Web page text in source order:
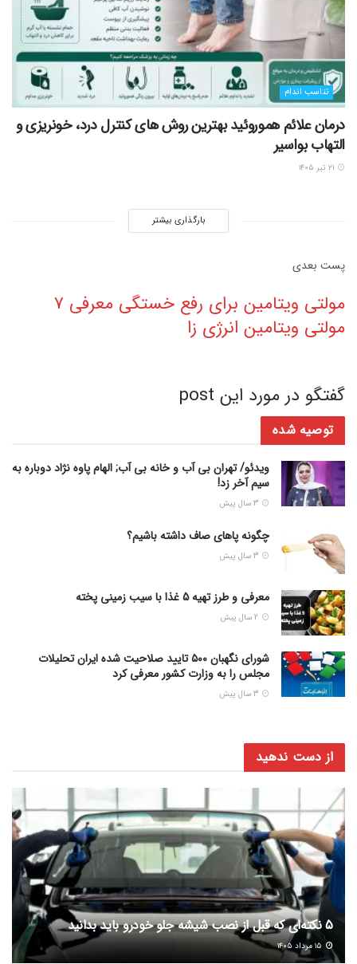
تناسب اندام
درمان علائم هموروئید بهترین روش های کنترل درد، خونریزی و
التهاب بواسیر
بارگذاری بیشتر
پست‌ بعدی
مولتی ویتامین برای رفع خستگی معرفی ۷
مولتی ویتامین انرژی زا
گفتگو در مورد این post
توصیه شده
ویدئو/ تهران بی آب و خانه بی آب; الهام پاوه نژاد دوباره به
سیم آخر زد!
چگونه پاهای صاف داشته باشیم؟
معرفی و طرز تهیه 5 غذا با سیب زمینی پخته
شورای نگهبان ۵۰۰ تایید صلاحیت شده ایران تحلیلات
مجلس را به وزارت کشور معرفی کرد
از دست ندهید
5 نکته‌ای که قبل از نصب شیشه جلو خودرو باید بدانید